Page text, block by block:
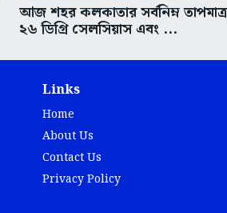
আজ শহর কলকাতার সর্বনিম্ন
২৬ ডিগ্রি সেলসিয়াস এবং ...
Links
Home
About Us
Contact Us
Privacy Policy